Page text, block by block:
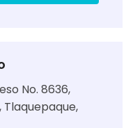
No. 8636,
Tlaquepaque,